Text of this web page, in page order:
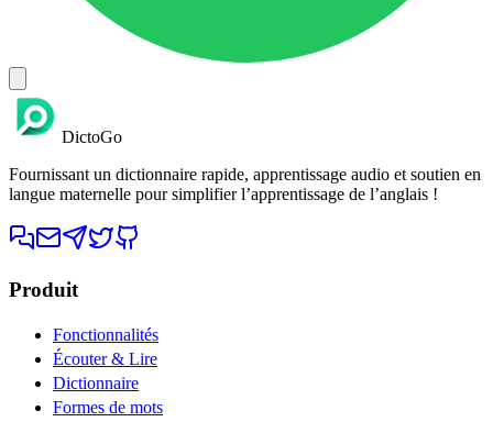
DictoGo
Fournissant un dictionnaire rapide, apprentissage audio et soutien en
langue maternelle pour simplifier l’apprentissage de l’anglais !
Produit
Fonctionnalités
Écouter & Lire
Dictionnaire
Formes de mots